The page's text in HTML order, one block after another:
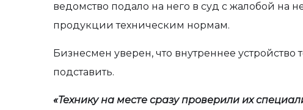
ведомство подало на него в суд с жалобой на
продукции техническим нормам.
Бизнесмен уверен, что внутреннее устройство
подставить.
«Технику на месте сразу проверили их